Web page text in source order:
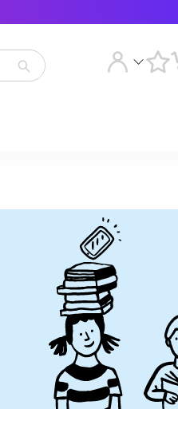
Artikelsuche
starten